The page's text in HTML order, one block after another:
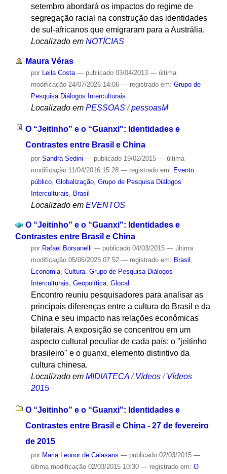
setembro abordará os impactos do regime de
segregação racial na construção das identidades
de sul-africanos que emigraram para a Austrália.
Localizado em NOTÍCIAS
Maura Véras
por Leila Costa — publicado03/04/2013 — última
modificação24/07/2026 14:06 — registrado em: Grupo de
Pesquisa Diálogos Interculturais
Localizado em PESSOAS /pessoasM
O “Jeitinho” e o “Guanxi": Identidades e
Contrastes entre Brasil e China
por Sandra Sedini — publicado19/02/2015 — última
modificação11/04/2016 15:28 — registrado em: Evento
público, Globalização, Grupo de Pesquisa Diálogos
Interculturais, Brasil
Localizado em EVENTOS
O “Jeitinho” e o “Guanxi": Identidades e
Contrastes entre Brasil e China
por Rafael Borsanelli — publicado04/03/2015 — última
modificação05/06/2025 07:52 — registrado em: Brasil ,
Economia, Cultura, Grupo de Pesquisa Diálogos
Interculturais, Geopolítica, Glocal
Encontro reuniu pesquisadores para analisar as
principais diferenças entre a cultura do Brasil e da
China e seu impacto nas relações econômicas
bilaterais. A exposição se concentrou em um
aspecto cultural peculiar de cada país: o "jeitinho
brasileiro" e o guanxi, elemento distintivo da
cultura chinesa.
Localizado em MIDIATECA /Vídeos /Vídeos
2015
O “Jeitinho” e o “Guanxi": Identidades e
Contrastes entre Brasil e China - 27 de fevereiro
de 2015
por Maria Leonor de Calasans — publicado02/03/2015 —
última modificação02/03/2015 10:30 — registrado em: O